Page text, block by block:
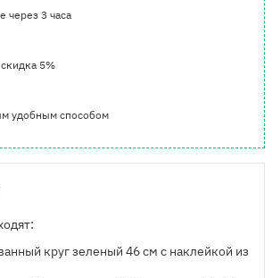
через 3 часа
5%
удобным способом
круг зеленый 46 см​ с наклейкой из